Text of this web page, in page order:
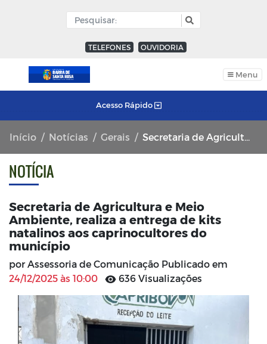
TELEFONES OUVIDORIA
Menu
Acesso Rápido
Início Notícias Gerais Secretaria de Agricultura e Meio Ambiente, realiza a entrega de kits natalinos aos caprinocultores do município
NOTÍCIA
Secretaria de Agricultura e Meio
Ambiente, realiza a entrega de kits
natalinos aos caprinocultores do
município
por Assessoria de Comunicação Publicado em
24/12/2025 às 10:00
636 Visualizações